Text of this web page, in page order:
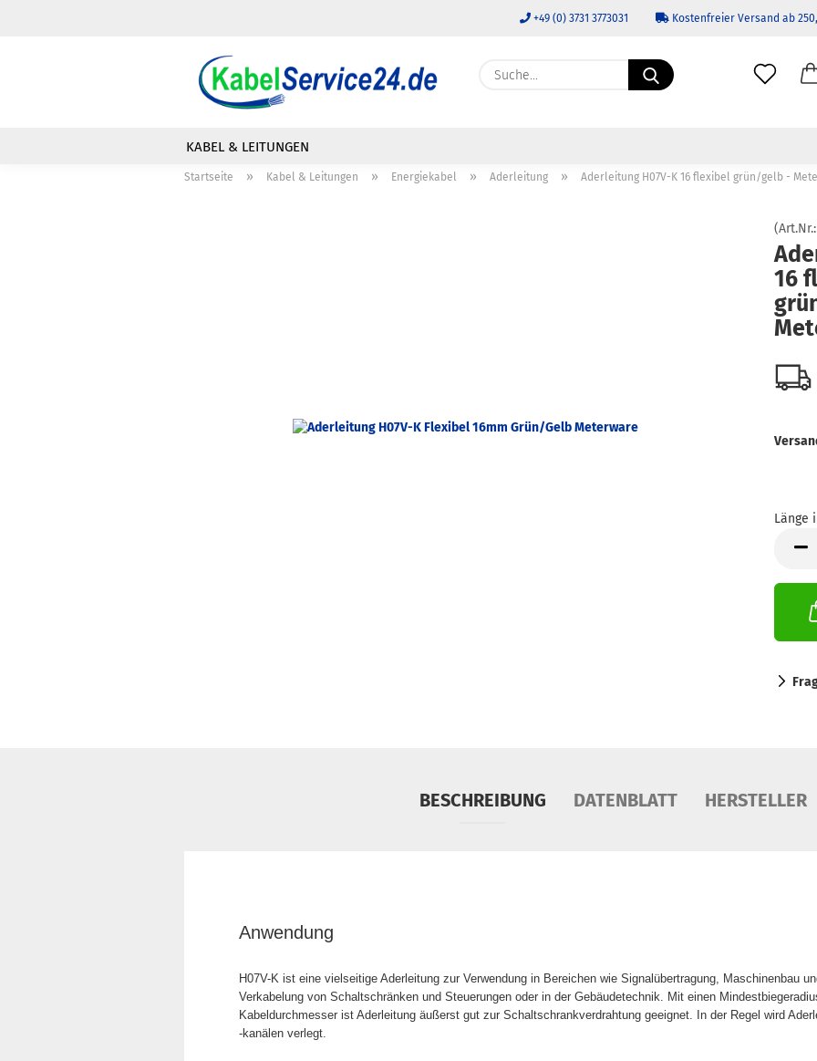
+49 (0) 3731 3773031 Kostenfreier Versand ab
Suche...
KABEL & LEITUNGEN
Startseite » Kabel & Leitungen » Energiekabel » Aderleitung » Aderleitung H07V-K 16 flexibel grün/gelb -
(Art.Nr.:
16
Länge
Länge
Meter
BESCHREIBUNG DATENBLATT HERSTELLER
Anwendung
H07V-K ist eine vielseitige Aderleitung zur Verwendung in Bereichen wie Signalübertragung, Maschinenbau
Verkabelung von Schaltschränken und Steuerungen oder in der Gebäudetechnik. Mit einen
Kabeldurchmesser ist Aderleitung äußerst gut zur Schaltschrankverdrahtung geeignet. In der Regel wird
-kanälen verlegt.